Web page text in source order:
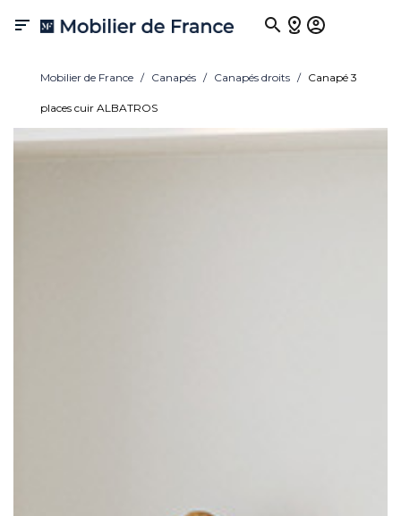

Mobilier de France Canapés Canapés droits Canapé 3
places cuir ALBATROS